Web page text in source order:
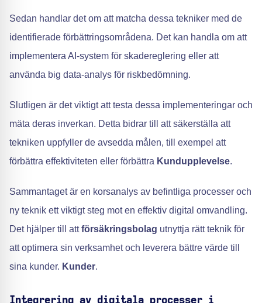
Sedan handlar det om att matcha dessa tekniker med de
identifierade förbättringsområdena. Det kan handla om att
implementera AI-system för skadereglering eller att
använda big data-analys för riskbedömning.
Slutligen är det viktigt att testa dessa implementeringar och
mäta deras inverkan. Detta bidrar till att säkerställa att
tekniken uppfyller de avsedda målen, till exempel att
förbättra effektiviteten eller förbättra Kundupplevelse.
Sammantaget är en korsanalys av befintliga processer och
ny teknik ett viktigt steg mot en effektiv digital omvandling.
Det hjälper till attförsäkringsbolag utnyttja rätt teknik för
att optimera sin verksamhet och leverera bättre värde till
sina kunder. Kunder.
Integrering av digitala processer i